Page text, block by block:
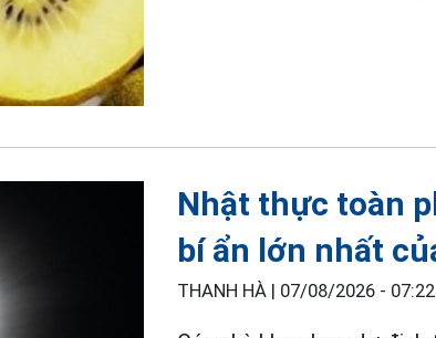
Nhật thực toàn
bí ẩn lớn nhất
THANH HÀ | 07/08/2026 - 07:22